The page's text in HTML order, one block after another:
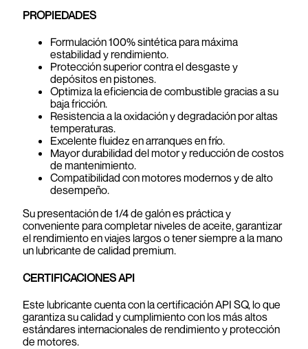
PROPIEDADES
Formulación 100% sintética para máxima
estabilidad y rendimiento.
Protección superior contra el desgaste y
depósitos en pistones.
Optimiza la eficiencia de combustible gracias a su
baja fricción.
Resistencia a la oxidación y degradación por altas
temperaturas.
Excelente fluidez en arranques en frío.
Mayor durabilidad del motor y reducción de costos
de mantenimiento.
Compatibilidad con motores modernos y de alto
desempeño.
Su presentación de 1/4 de galón es práctica y
conveniente para completar niveles de aceite, garantizar
el rendimiento en viajes largos o tener siempre a la mano
un lubricante de calidad premium.
CERTIFICACIONESAPI
Este lubricante cuenta con la certificación API SQ, lo que
garantiza su calidad y cumplimiento con los más altos
estándares internacionales de rendimiento y protección
de motores.